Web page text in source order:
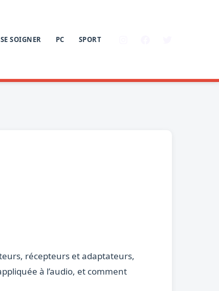
SE SOIGNER PC SPORT
récepteurs et adaptateurs,
à l’audio, et comment